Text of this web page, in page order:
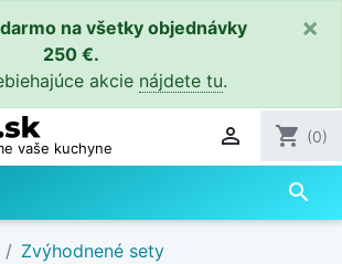
na všetky objednávky
250 €.
akcie nájdete tu.
×
vaše kuchyne  shopping_cart (0)
search
Zvýhodnené sety